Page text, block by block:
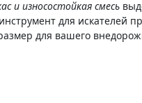
и износостойкая смесь
для искателей
для вашего